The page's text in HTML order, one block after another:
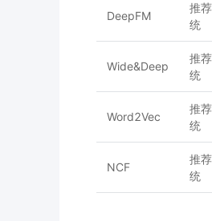
DeepFM
推
统
Wide&Deep
推
统
Word2Vec
推
统
NCF
推
统